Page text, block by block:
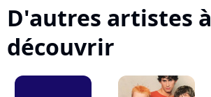
D'autres artistes à
découvrir